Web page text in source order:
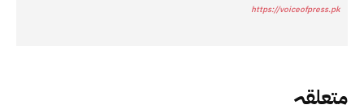
متعلقہ
https://voiceofpress.pk